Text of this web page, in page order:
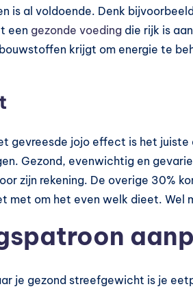
is al voldoende. Denk
een gezonde voeding die rijk is
krijgt om energie te
gevreesde jojo effect is het
Gezond, evenwichtig en
zijn rekening. De overige 30%
met om het even welk dieet.
je gezond streefgewicht is je